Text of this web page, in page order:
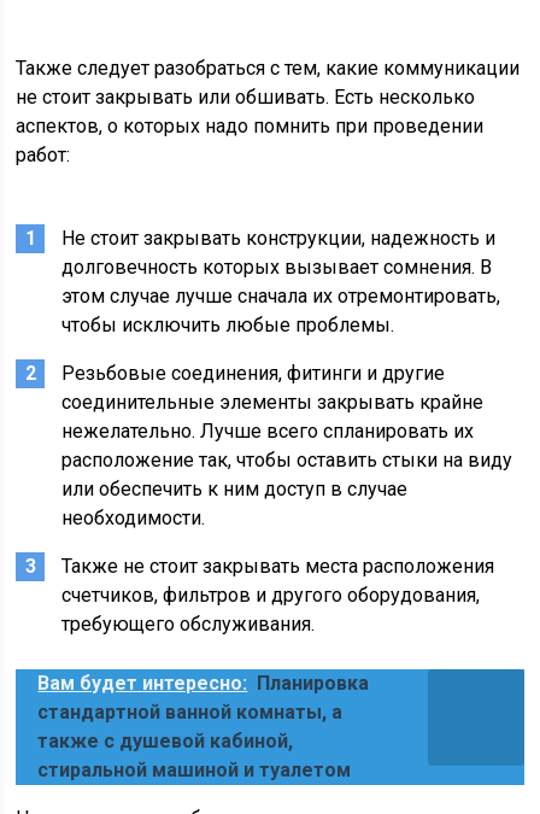
Также следует разобраться с тем, какие коммуникации
не стоит закрывать или обшивать. Есть несколько
аспектов, о которых надо помнить при проведении
работ:
Не стоит закрывать конструкции, надежность и
долговечность которых вызывает сомнения. В
этом случае лучше сначала их отремонтировать,
чтобы исключить любые проблемы.
Резьбовые соединения, фитинги и другие
соединительные элементы закрывать крайне
нежелательно. Лучше всего спланировать их
расположение так, чтобы оставить стыки на виду
или обеспечить к ним доступ в случае
необходимости.
Также не стоит закрывать места расположения
счетчиков, фильтров и другого оборудования,
требующего обслуживания.
Вам будет интересно: Планировка
стандартной ванной комнаты, а
также с душевой кабиной,
стиральной машиной и туалетом